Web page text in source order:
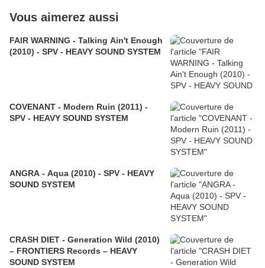
Vous aimerez aussi
FAIR WARNING - Talking Ain't Enough
(2010) - SPV - HEAVY SOUND SYSTEM
COVENANT - Modern Ruin (2011) -
SPV - HEAVY SOUND SYSTEM
ANGRA - Aqua (2010) - SPV - HEAVY
SOUND SYSTEM
CRASH DIET - Generation Wild (2010)
– FRONTIERS Records – HEAVY
SOUND SYSTEM